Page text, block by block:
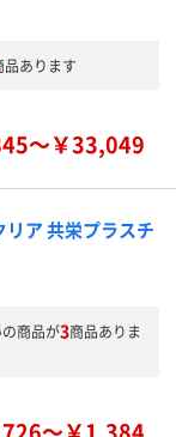
品あります
～￥33,049
ア 共栄プラスチ
の商品が3商品ありま